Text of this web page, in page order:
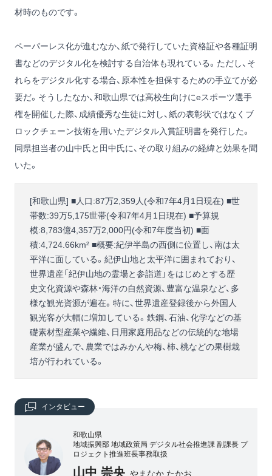
材時のものです。
ペーパーレス化が進むなか、紙で発行していた資格証や各種証明
書などのデジタル化を検討する自治体も現れている。ただし、そ
れらをデジタル化する場合、原本性を担保するための手立てが必
要だ。そうしたなか、和歌山県では高校生向けにeスポーツ選手
権を開催した際、成績優秀な生徒に対し、紙の表彰状ではなくブ
ロックチェーン技術を用いたデジタル入賞証明書を発行した。
同県担当者の山中氏と田中氏に、その取り組みの経緯と効果を聞
いた。
[和歌山県] ■人口:87万2,359人(令和7年4月1日現在) ■世
帯数:39万5,175世帯(令和7年4月1日現在) ■予算規
模:8,783億4,357万2,000円(令和7年度当初) ■面
積:4,724.66km² ■概要:紀伊半島の西側に位置し、南は太
平洋に面している。紀伊山地と太平洋に囲まれており、
世界遺産「紀伊山地の霊場と参詣道」をはじめとする歴
史文化資源や森林・海洋の自然資源、豊富な温泉など、多
様な観光資源が遍在。特に、世界遺産登録後から外国人
観光客が大幅に増加している。鉄鋼、石油、化学などの基
礎素材型産業や繊維、日用家庭用品などの伝統的な地場
産業が盛んで、農業ではみかんや梅、柿、桃などの果樹栽
培が行われている。
インタビュー
和歌山県
地域振興部 地域政策局 デジタル社会推進課 副課長 プ
ロジェクト推進班長事務取扱
山中 崇央 やまなか たかお